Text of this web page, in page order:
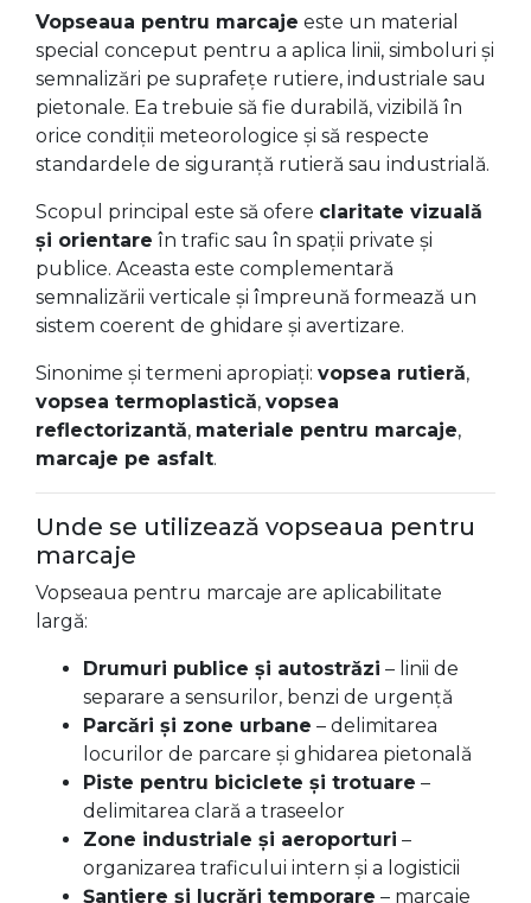
Vopseaua pentru marcaje este un material
special conceput pentru a aplica linii, simboluri și
semnalizări pe suprafețe rutiere, industriale sau
pietonale. Ea trebuie să fie durabilă, vizibilă în
orice condiții meteorologice și să respecte
standardele de siguranță rutieră sau industrială.
Scopul principal este să ofere claritate vizuală
și orientare în trafic sau în spații private și
publice. Aceasta este complementară
semnalizării verticale și împreună formează un
sistem coerent de ghidare și avertizare.
Sinonime și termeni apropiați: vopsea rutieră,
vopsea termoplastică, vopsea
reflectorizantă, materiale pentru marcaje,
marcaje pe asfalt.
Unde se utilizează vopseaua pentru
marcaje
Vopseaua pentru marcaje are aplicabilitate
largă:
Drumuri publice și autostrăzi – linii de
separare a sensurilor, benzi de urgență
Parcări și zone urbane – delimitarea
locurilor de parcare și ghidarea pietonală
Piste pentru biciclete și trotuare –
delimitarea clară a traseelor
Zone industriale și aeroporturi –
organizarea traficului intern și a logisticii
Șantiere și lucrări temporare – marcaje